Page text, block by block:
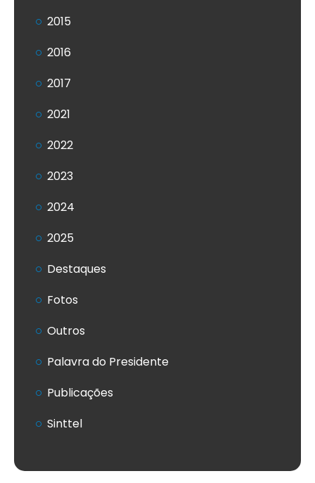
2015
2016
2017
2021
2022
2023
2024
2025
Destaques
Fotos
Outros
Palavra do Presidente
Publicações
Sinttel